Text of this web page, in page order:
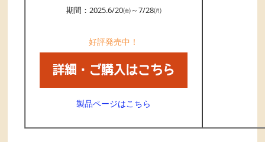
期間：2025.6/20㈮～7/28㈪
好評発売中！
製品ページはこちら